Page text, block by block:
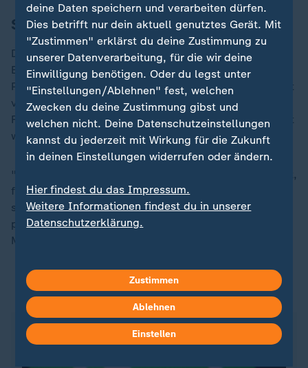
Sorge über Erstarken der Rechten
Die CSD-Bewegung schrieb in ihrem Aufruf: "Das
Erstarken rechtsextremer und rechtspopulistischer
Parteien in Deutschland, Europa und der Welt erfordert
von uns allen Wachsamkeit, um unsere Rechte und
Freiheiten zu verteidigen." Es solle gemeinsam gezeigt
werden, dass Liebe stärker sei als Hass.
"Lasst uns gemeinsam dafür kämpfen, selbstbestimmt,
frei und sicher zu leben! Wir sind von der Stärke einer
solidarischen Gesellschaft überzeugt." Davon
profitierten alle gesellschaftlichen Gruppen und
Menschen.
ZDFheute auf WhatsApp
deine Daten speichern und verarbeiten dürfen.
Dies betrifft nur dein aktuell genutztes Gerät. Mit
"Zustimmen" erklärst du deine Zustimmung zu
unserer Datenverarbeitung, für die wir deine
Einwilligung benötigen. Oder du legst unter
"Einstellungen/Ablehnen" fest, welchen
Zwecken du deine Zustimmung gibst und
welchen nicht. Deine Datenschutzeinstellungen
kannst du jederzeit mit Wirkung für die Zukunft
in deinen Einstellungen widerrufen oder ändern.
Hier findest du das Impressum.
Weitere Informationen findest du in unserer
Datenschutzerklärung.
Zustimmen
Ablehnen
Einstellen